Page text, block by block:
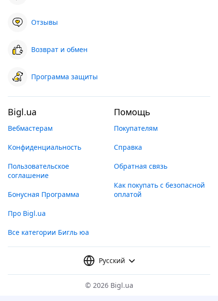
Отзывы
Возврат и обмен
Программа защиты
Bigl.ua
Вебмастерам
Конфиденциальность
Пользовательское
соглашение
Бонусная Программа
Про Bigl.ua
Все категории Бигль юа
Помощь
Покупателям
Справка
Обратная связь
Как покупать с безопасной
оплатой
Русский
© 2026 Bigl.ua